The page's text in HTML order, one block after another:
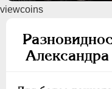
viewcoins
ЕКАТЕРИНА I
АННА ИОАННОВНА
ИОАНН